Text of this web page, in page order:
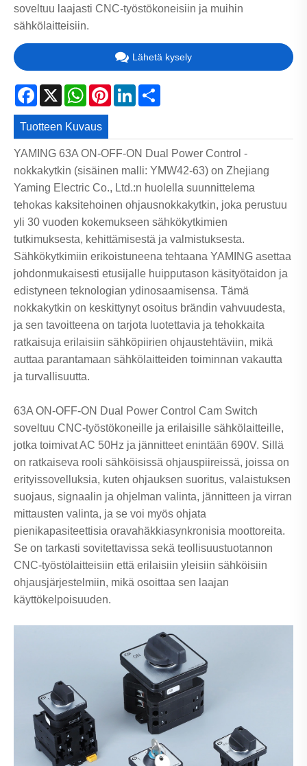
soveltuu laajasti CNC-työstökoneisiin ja muihin
sähkölaitteisiin.
Lähetä kysely
Facebook
X WhatsApp
PinterestLinkedIn
Tuotteen Kuvaus
YAMING 63A ON-OFF-ON Dual Power Control -
nokkakytkin (sisäinen malli: YMW42-63) on Zhejiang
Yaming Electric Co., Ltd.:n huolella suunnittelema
tehokas kaksitehoinen ohjausnokkakytkin, joka perustuu
yli 30 vuoden kokemukseen sähkökytkimien
tutkimuksesta, kehittämisestä ja valmistuksesta.
Sähkökytkimiin erikoistuneena tehtaana YAMING asettaa
johdonmukaisesti etusijalle huipputason käsityötaidon ja
edistyneen teknologian ydinosaamisensa. Tämä
nokkakytkin on keskittynyt osoitus brändin vahvuudesta,
ja sen tavoitteena on tarjota luotettavia ja tehokkaita
ratkaisuja erilaisiin sähköpiirien ohjaustehtäviin, mikä
auttaa parantamaan sähkölaitteiden toiminnan vakautta
ja turvallisuutta.
63A ON-OFF-ON Dual Power Control Cam Switch
soveltuu CNC-työstökoneille ja erilaisille sähkölaitteille,
jotka toimivat AC 50Hz ja jännitteet enintään 690V. Sillä
on ratkaiseva rooli sähköisissä ohjauspiireissä, joissa on
erityissovelluksia, kuten ohjauksen suoritus, valaistuksen
suojaus, signaalin ja ohjelman valinta, jännitteen ja virran
mittausten valinta, ja se voi myös ohjata
pienikapasiteettisia oravahäkkiasynkronisia moottoreita.
Se on tarkasti sovitettavissa sekä teollisuustuotannon
CNC-työstölaitteisiin että erilaisiin yleisiin sähköisiin
ohjausjärjestelmiin, mikä osoittaa sen laajan
käyttökelpoisuuden.